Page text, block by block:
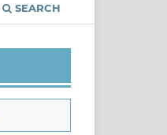
SEARCH